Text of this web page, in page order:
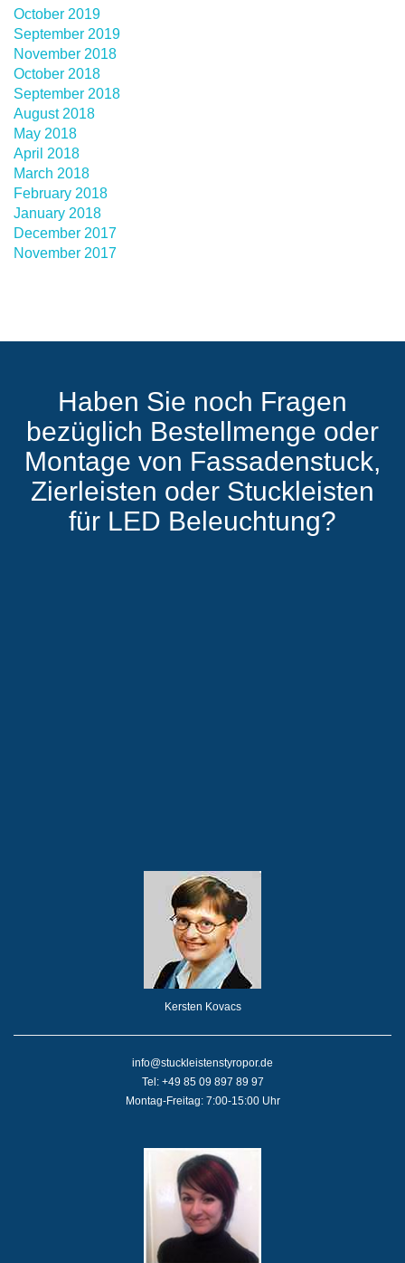
October 2019
September 2019
November 2018
October 2018
September 2018
August 2018
May 2018
April 2018
March 2018
February 2018
January 2018
December 2017
November 2017
Haben Sie noch Fragen
bezüglich Bestellmenge oder
Montage von Fassadenstuck,
Zierleisten oder Stuckleisten
für LED Beleuchtung?
Kersten Kovacs
info@stuckleistenstyropor.de
Tel: +49 85 09 897 89 97
Montag-Freitag: 7:00-15:00 Uhr